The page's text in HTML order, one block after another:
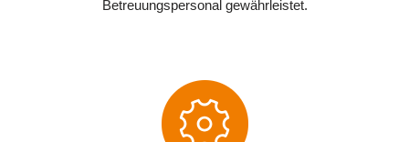
Betreuungspersonal gewährleistet.